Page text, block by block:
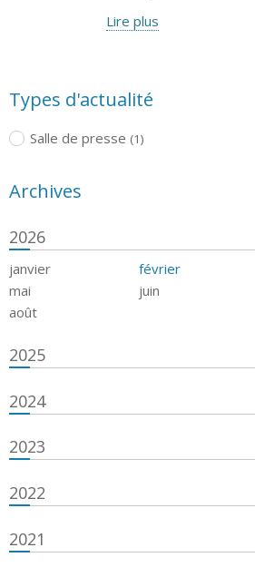
Lire plus
Types d'actualité
Salle de presse (1)
Archives
2026
janvier février
mai
juin
août
2025
2024
2023
2022
2021